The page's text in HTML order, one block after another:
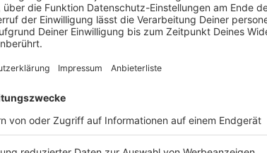
auch wieder ins Parlament
eigentlich bis Ende vergangenen Jahres die
unterbreiten. Durch die damalige
im vergangenen Jahr von 736 auf 630
Überhang- und Ausgleichsmandate, die das
hatten.